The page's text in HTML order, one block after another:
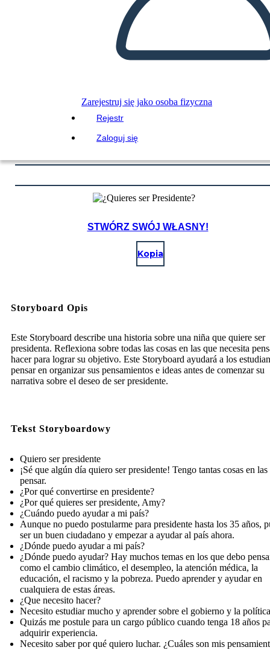
Zarejestruj się jako osoba fizyczna
Rejestr
Zaloguj się
STWÓRZ SWÓJ WŁASNY!
Kopia
Storyboard Opis
Este Storyboard describe una historia sobre una niña que quiere ser
presidenta. Reflexiona sobre todas las cosas en las que necesita
hacer para lograr su objetivo. Este Storyboard ayudará a los
pensar en organizar sus pensamientos e ideas antes de comenzar su
narrativa sobre el deseo de ser presidente.
Tekst Storyboardowy
Quiero ser presidente
¡Sé que algún día quiero ser presidente! Tengo tantas cosas en las
pensar.
¿Por qué convertirse en presidente?
¿Por qué quieres ser presidente, Amy?
¿Cuándo puedo ayudar a mi país?
Aunque no puedo postularme para presidente hasta los 35 años,
ser un buen ciudadano y empezar a ayudar al país ahora.
¿Dónde puedo ayudar a mi país?
¿Dónde puedo ayudar? Hay muchos temas en los que debo
como el cambio climático, el desempleo, la atención médica, la
educación, el racismo y la pobreza. Puedo aprender y ayudar en
cualquiera de estas áreas.
¿Que necesito hacer?
Necesito estudiar mucho y aprender sobre el gobierno y la
Quizás me postule para un cargo público cuando tenga 18 años
adquirir experiencia.
Necesito saber por qué quiero luchar. ¿Cuáles son mis